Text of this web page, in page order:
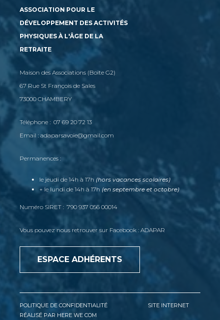
ASSOCIATION POUR LE
DÉVELOPPEMENT DES ACTIVITÉS
PHYSIQUES À L'ÂGE DE LA
RETRAITE
Maison des Associations (Boite G2)
67 Rue St François de Sales
73000 CHAMBERY
Téléphone : 07 69 20 72 13
Email : adaparsavoie@gmail.com
Permanences :
le jeudi de 14h à 17h (hors vacances scolaires)
+ le lundi de 14h à 17h (en septembre et octobre)
Numéro SIRET : 790 937 056 00014
Vous pouvez nous retrouver sur Facebook : ADAPAR
ESPACE ADHÉRENTS
POLITIQUE DE CONFIDENTIALITÉ
SITE INTERNET
RÉALISÉ PAR HERE WE COM